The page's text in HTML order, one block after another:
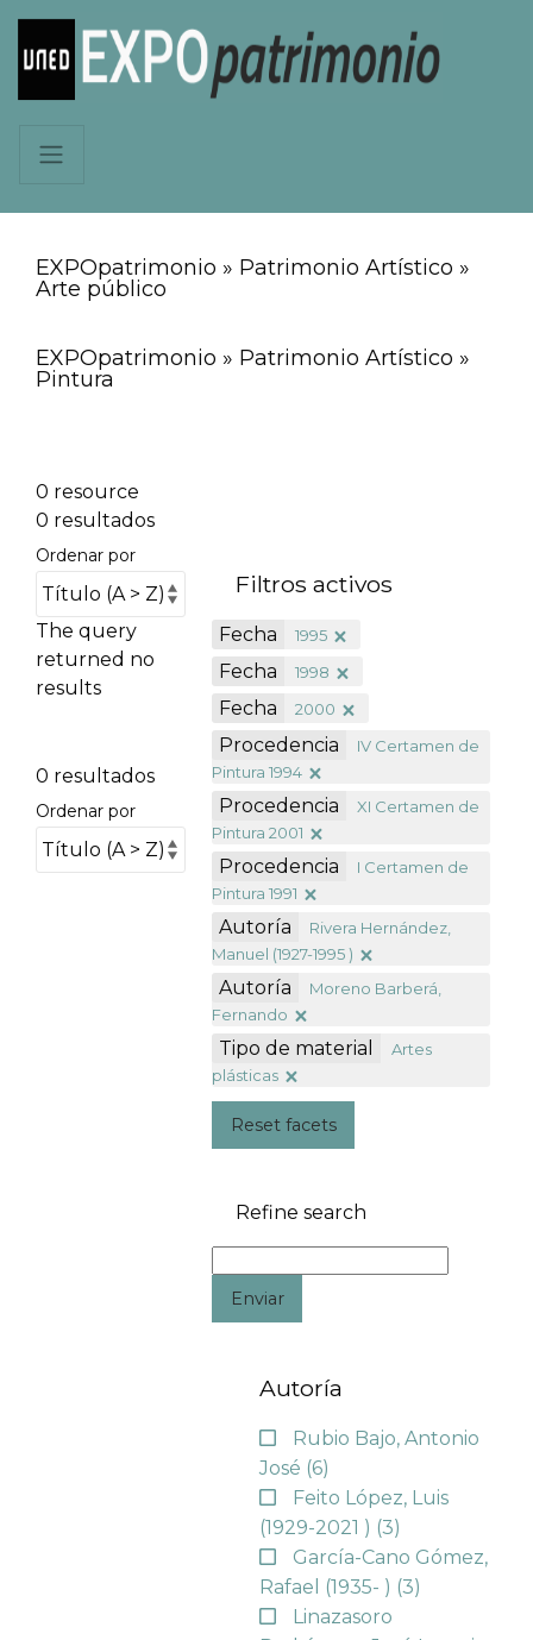
EXPOpatrimonio » Patrimonio Artístico »
Arte público
EXPOpatrimonio » Patrimonio Artístico »
Pintura
0 resource
0 resultados
Ordenar por
The query
returned no
results
0 resultados
Ordenar por
Filtros activos
Fecha 1995
Fecha 1998
Fecha 2000
Procedencia
IV Certamen de
Pintura 1994
Procedencia
XI Certamen de
Pintura 2001
Procedencia
I Certamen de
Pintura 1991
Autoría
Rivera Hernández,
Manuel (1927-1995 )
Autoría
Moreno Barberá,
Fernando
Tipo de material
Artes
plásticas
Reset facets
Refine search
Enviar
Autoría
Rubio Bajo, Antonio
José (6)
Feito López, Luis
(1929-2021 ) (3)
García-Cano Gómez,
Rafael (1935- ) (3)
Linazasoro